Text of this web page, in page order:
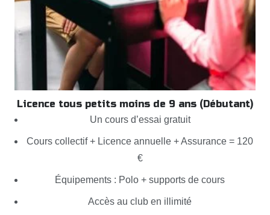
Licence tous petits moins de 9 ans (Débutant)
Un cours d’essai gratuit
Cours collectif + Licence annuelle + Assurance = 120
€
Équipements : Polo + supports de cours
Accès au club en illimité